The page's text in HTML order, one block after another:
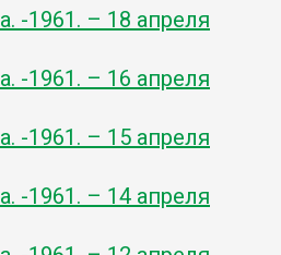
-1961. – 18 апреля
-1961. – 16 апреля
-1961. – 15 апреля
-1961. – 14 апреля